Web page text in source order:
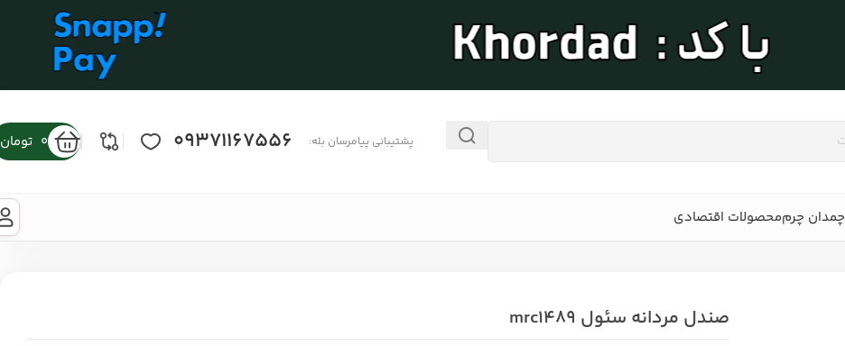
پشتیبانی پیامرسان بله: 09371167556
0 تومان
چمدان چرممحصولات اقتصادی
صندل مردانه سئول mrc1489